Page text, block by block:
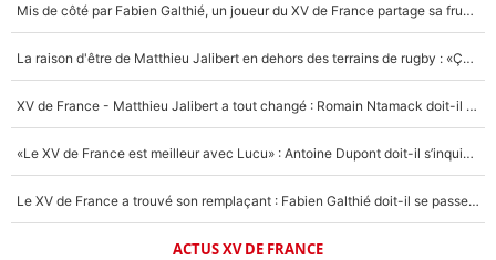
Mis de côté par Fabien Galthié, un joueur du XV de France partage sa frustration : «ils ne me l’ont pas dit tout de suite»
La raison d'être de Matthieu Jalibert en dehors des terrains de rugby : «Ça m'atteint autant que si tu touches à un membre de ma famille»
XV de France - Matthieu Jalibert a tout changé : Romain Ntamack doit-il s’inquiéter pour sa place à un an de la Coupe du monde ?
«Le XV de France est meilleur avec Lucu» : Antoine Dupont doit-il s’inquiéter pour sa place ?
Le XV de France a trouvé son remplaçant : Fabien Galthié doit-il se passer d'Antoine Dupont ?
ACTUS XV DE FRANCE